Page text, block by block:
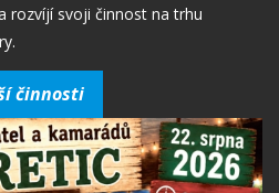
rozvíjí svoji činnost na trhu
činnosti